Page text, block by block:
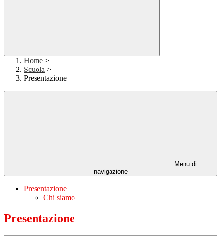
Home >
Scuola >
Presentazione
Menu di
navigazione
Presentazione
Chi siamo
Presentazione